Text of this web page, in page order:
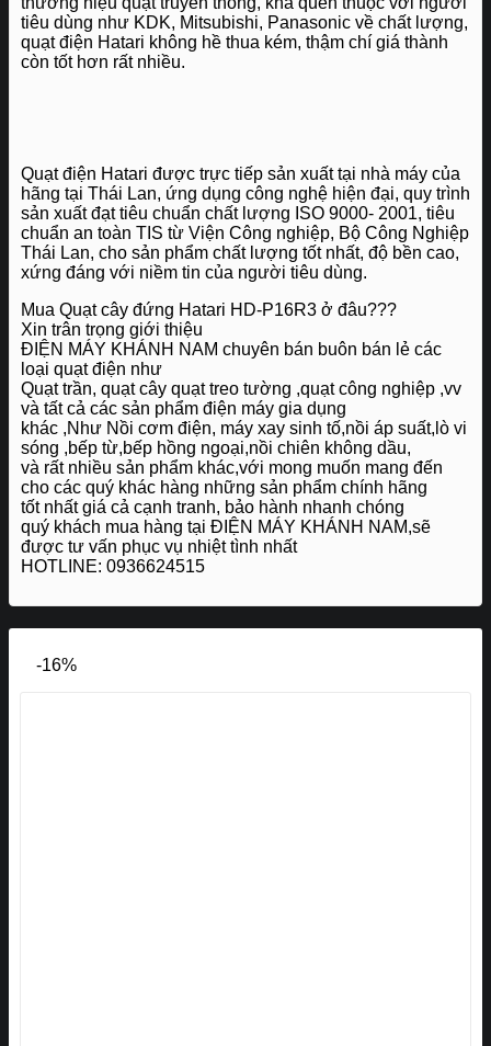
tiêu dùng như KDK, Mitsubishi, Panasonic về chất lượng,
quạt điện Hatari không hề thua kém, thậm chí giá thành
còn tốt hơn rất nhiều.
Quạt điện Hatari được trực tiếp sản xuất tại nhà máy của
hãng tại Thái Lan, ứng dụng công nghệ hiện đại, quy trình
sản xuất đạt tiêu chuẩn chất lượng ISO 9000- 2001, tiêu
chuẩn an toàn TIS từ Viện Công nghiệp, Bộ Công Nghiệp
Thái Lan, cho sản phẩm chất lượng tốt nhất, độ bền cao,
xứng đáng với niềm tin của người tiêu dùng.
Mua Quạt cây đứng Hatari HD-P16R3 ở đâu???
Xin trân trọng giới thiệu
ĐIỆN MÁY KHÁNH NAM chuyên bán buôn bán lẻ các
loại quạt điện như
Quạt trần, quạt cây quạt treo tường ,quạt công nghiệp ,vv
và tất cả các sản phẩm điện máy gia dụng
khác ,Như Nồi cơm điện, máy xay sinh tố,nồi áp suất,lò vi
sóng ,bếp từ,bếp hồng ngoại,nồi chiên không dầu,
và rất nhiều sản phẩm khác,với mong muốn mang đến
cho các quý khác hàng những sản phẩm chính hãng
tốt nhất giá cả cạnh tranh, bảo hành nhanh chóng
quý khách mua hàng tại ĐIỆN MÁY KHÁNH NAM,sẽ
được tư vấn phục vụ nhiệt tình nhất
HOTLINE: 0936624515
-16%